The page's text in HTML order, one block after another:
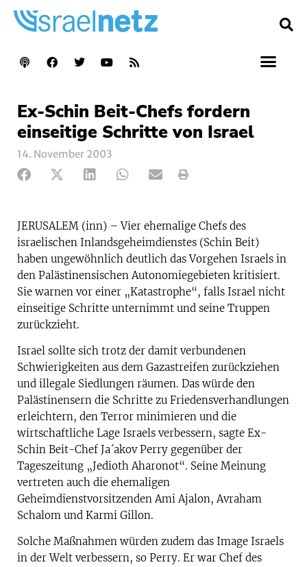
Ex-Schin Beit-Chefs fordern
einseitige Schritte von Israel
14. November 2003
JERUSALEM (inn) – Vier ehemalige Chefs des
israelischen Inlandsgeheimdienstes (Schin Beit)
haben ungewöhnlich deutlich das Vorgehen Israels in
den Palästinensischen Autonomiegebieten kritisiert.
Sie warnen vor einer „Katastrophe“, falls Israel nicht
einseitige Schritte unternimmt und seine Truppen
zurückzieht.
Israel sollte sich trotz der damit verbundenen
Schwierigkeiten aus dem Gazastreifen zurückziehen
und illegale Siedlungen räumen. Das würde den
Palästinensern die Schritte zu Friedensverhandlungen
erleichtern, den Terror minimieren und die
wirtschaftliche Lage Israels verbessern, sagte Ex-
Schin Beit-Chef Ja´akov Perry gegenüber der
Tageszeitung „Jedioth Aharonot“. Seine Meinung
vertreten auch die ehemaligen
Geheimdienstvorsitzenden Ami Ajalon, Avraham
Schalom und Karmi Gillon.
Solche Maßnahmen würden zudem das Image Israels
in der Welt verbessern, so Perry. Er war Chef des